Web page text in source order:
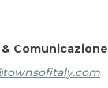
Comunicazione